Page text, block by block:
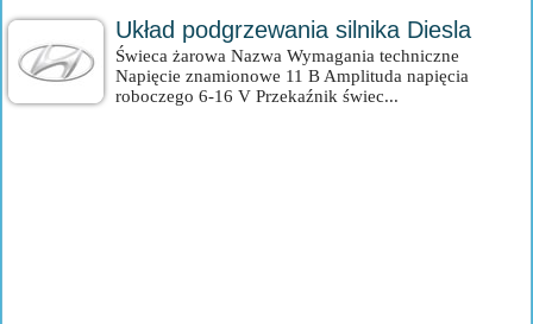
Układ podgrzewania silnika Diesla
Świeca żarowa Nazwa Wymagania techniczne
Napięcie znamionowe 11 B Amplituda napięcia
roboczego 6-16 V Przekaźnik świec...